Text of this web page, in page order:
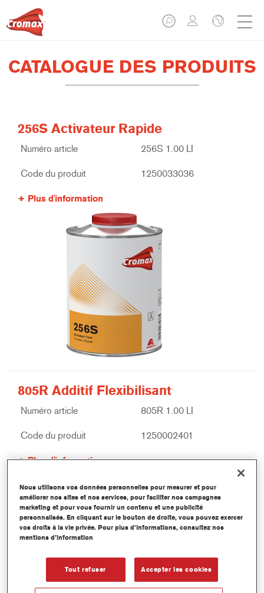
CATALOGUE DES PRODUITS
256S Activateur Rapide
Numéro article 256S 1.00 LI
Code du produit 1250033036
Plus d'information
805R Additif Flexibilisant
Numéro article 805R 1.00 LI
Code du produit 1250002401
Plus d'information
Nous utilisons vos données personnelles pour mesurer et pour
améliorer nos sites et nos services, pour faciliter nos campagnes
marketing et pour vous fournir un contenu et une publicité
personnalisés. En cliquant sur le bouton de droite, vous pouvez exercer
vos droits à la vie privée. Pour plus d’informations, consultez nos
mentions d’information
Tout refuser Accepter les cookies